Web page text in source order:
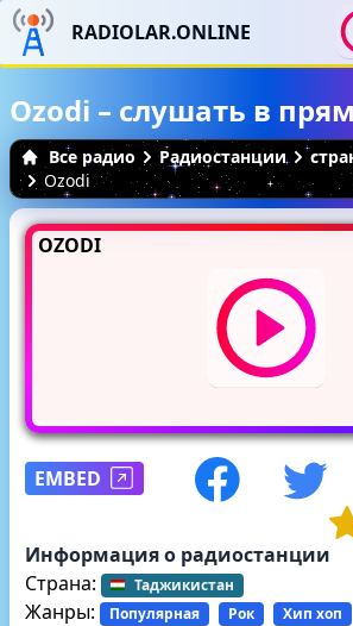
RADIOLAR.ONLINE
Ozodi – слушать в
Все радио Радиостанции
Ozodi
OZODI
EMBED
Информация о радиостанции
Страна:
Таджикистан
Жанры: Популярная Рок Хип хоп